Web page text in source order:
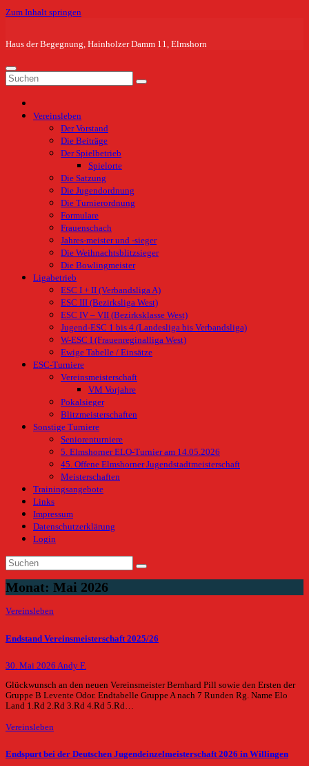
Zum Inhalt springen
Haus der Begegnung, Hainholzer Damm 11, Elmshorn
Vereinsleben
Der Vorstand
Die Beiträge
Der Spielbetrieb
Spielorte
Die Satzung
Die Jugendordnung
Die Turnierordnung
Formulare
Frauenschach
Jahres-meister und -sieger
Die Weihnachtsblitzsieger
Die Bowlingmeister
Ligabetrieb
ESC I + II (Verbandsliga A)
ESC III (Bezirksliga West)
ESC IV – VII (Bezirksklasse West)
Jugend-ESC 1 bis 4 (Landesliga bis Verbandsliga)
W-ESC I (Frauenreginalliga West)
Ewige Tabelle / Einsätze
ESC-Turniere
Vereinsmeisterschaft
VM Vorjahre
Pokalsieger
Blitzmeisterschaften
Sonstige Turniere
Seniorenturniere
5. Elmshorner ELO-Turnier am 14.05.2026
45. Offene Elmshorner Jugendstadtmeisterschaft
Meisterschaften
Trainingsangebote
Links
Impressum
Datenschutzerklärung
Login
Monat: Mai 2026
Vereinsleben
Endstand Vereinsmeisterschaft 2025/26
30. Mai 2026 Andy F.
Glückwunsch an den neuen Vereinsmeister Bernhard Pill sowie den Ersten der
Gruppe B Levente Odor. Endtabelle Gruppe A nach 7 Runden Rg. Name Elo
Land 1.Rd 2.Rd 3.Rd 4.Rd 5.Rd…
Vereinsleben
Endspurt bei der Deutschen Jugendeinzelmeisterschaft 2026 in Willingen